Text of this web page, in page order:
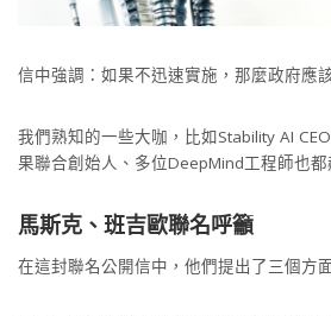
信中強調：如果不迅速實施，那麼政府應
我們熟知的一些大咖，比如Stability AI
果聯合創始人、多位DeepMind工程師也
馬斯克、班吉歐聯名呼籲
在這封聯名公開信中，他們提出了三個方